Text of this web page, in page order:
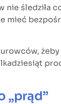
śledziła
mieć
„prąd”